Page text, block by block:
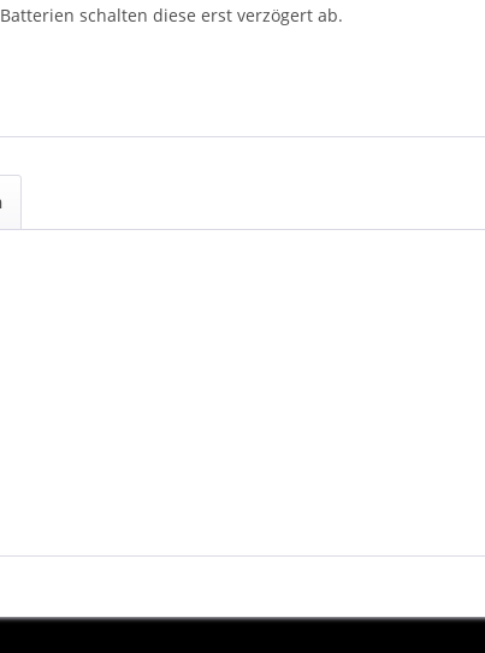
schalten diese erst verzögert ab.